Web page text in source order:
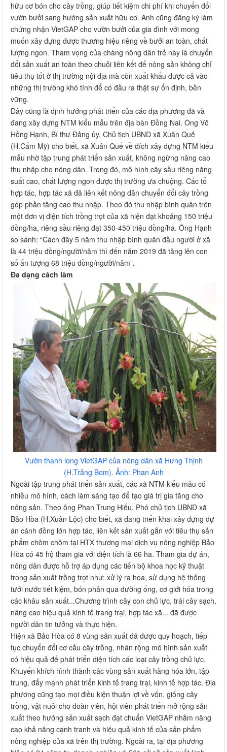
hữu cơ bón cho cây trồng, giúp tiết kiệm chi phí khi chuyển đổi
vườn bưởi sang hướng sản xuất hữu cơ. Anh cũng đăng ký làm
chứng nhận VietGAP cho vườn bưởi của gia đình với mong
muốn xây dựng được thương hiệu riêng về bưởi an toàn, chất
lượng ngon. Tham vọng của chàng nông dân trẻ này là chuyển
đổi sản xuất an toàn theo chuỗi liên kết để nông sản không chỉ
tiêu thụ tốt ở thị trường nội địa mà còn xuất khẩu được cả vào
những thị trường khó tính để có đầu ra thật sự ổn định, bền
vững.
Đây cũng là định hướng phát triển của các địa phương đã và
đang xây dựng NTM kiểu mẫu trên địa bàn Đồng Nai. Ông Võ
Hồng Hạnh, Bí thư Đảng ủy, Chủ tịch UBND xã Xuân Quế
(H.Cẩm Mỹ) cho biết, xã Xuân Quế về đích xây dựng NTM kiểu
mẫu nhờ tập trung phát triển sản xuất, không ngừng nâng cao
thu nhập cho nông dân. Trong đó, mô hình cây sầu riêng năng
suất cao, chất lượng ngon được thị trường ưa chuộng. Các tổ
hợp tác, hợp tác xã đã liên kết nông dân chuyển đổi cây trồng
góp phần tăng cao thu nhập. Theo đó thu nhập bình quân trên
một đơn vị diện tích trồng trọt của xã hiện đạt khoảng 150 triệu
đồng/ha, riêng sầu riêng đạt 350-450 triệu đồng/ha. Ông Hạnh
so sánh: “Cách đây 5 năm thu nhập bình quân đầu người ở xã
là 44 triệu đồng/người/năm thì đến năm 2019 đã tăng lên con
số ấn tượng 68 triệu đồng/người/năm”.
Đa dạng cách làm
Vườn thanh long VietGAP của nông dân xã Hưng Thịnh
(H.Trảng Bom). Ảnh: Phan Anh
Ngoài tập trung phát triển sản xuất, các xã NTM kiểu mẫu có
nhiều mô hình, cách làm sáng tạo để tạo giá trị gia tăng cho
nông sản. Theo ông Phan Trung Hiếu, Phó chủ tịch UBND xã
Bảo Hòa (H.Xuân Lộc) cho biết, xã đang triển khai xây dựng dự
án cánh đồng lớn hợp tác, liên kết sản xuất gắn với tiêu thụ sản
phẩm chôm chôm tại HTX thương mại dịch vụ nông nghiệp Bảo
Hòa có 45 hộ tham gia với diện tích là 66 ha. Tham gia dự án,
nông dân được hỗ trợ áp dụng các tiến bộ khoa học kỹ thuật
trong sản xuất trồng trọt như: xử lý ra hoa, sử dụng hệ thống
tưới nước tiết kiệm, bón phân qua đường ống, cơ giới hóa trong
các khâu sản xuất...Chương trình cây con chủ lực, trái cây sạch,
nâng cao hiệu quả kinh tế trang trại, hợp tác xã... đã được
người dân tin tưởng và thực hiện.
Hiện xã Bảo Hòa có 8 vùng sản xuất đã được quy hoạch, tiếp
tục chuyển đổi cơ cấu cây trồng, nhân rộng mô hình sản xuất
có hiệu quả để phát triển diện tích các loại cây trồng chủ lực.
Khuyến khích hình thành các vùng sản xuất hàng hóa lớn, tập
trung, đẩy mạnh phát triển kinh tế trang trại, kinh tế hợp tác. Địa
phương cũng tạo mọi điều kiện thuận lợi về vốn, giống cây
trồng, vật nuôi cho đoàn viên, hội viên phát triển mở rộng sản
xuất theo hướng sản xuất sạch đạt chuẩn VietGAP nhằm nâng
cao khả năng cạnh tranh và hiệu quả kinh tế của sản phẩm
nông nghiệp của xã trên thị trường. Ngoài ra, tại địa phương